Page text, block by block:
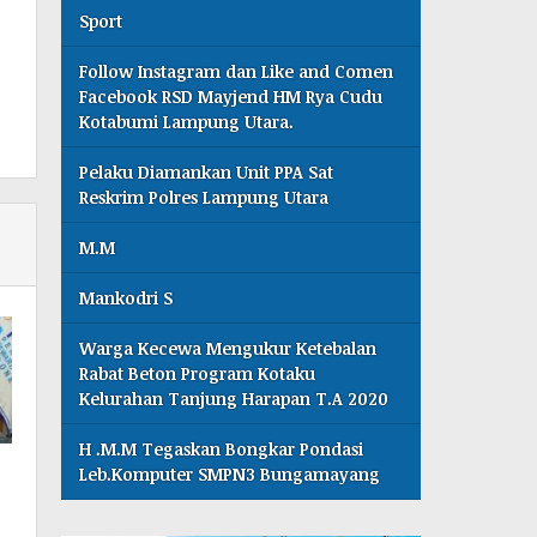
Sport
Follow Instagram dan Like and Comen
Facebook RSD Mayjend HM Rya Cudu
Kotabumi Lampung Utara.
Pelaku Diamankan Unit PPA Sat
Reskrim Polres Lampung Utara
M.M
Mankodri S
Warga Kecewa Mengukur Ketebalan
Rabat Beton Program Kotaku
Kelurahan Tanjung Harapan T.A 2020
H .M.M Tegaskan Bongkar Pondasi
Leb.Komputer SMPN3 Bungamayang